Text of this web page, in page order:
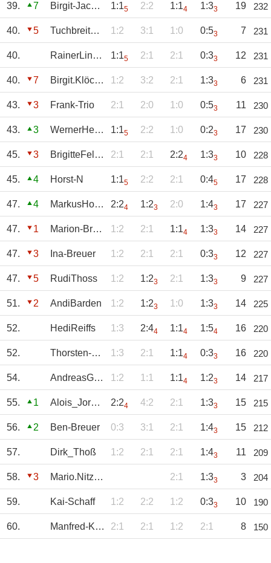
39. 7 Birgit-Jacobs 1:15 2:2 1:14 1:33 19 232
40. 5 Tuchbreiter-Chr 1:2 3:1 1:0 0:53 7 231
40. RainerLinden 1:15 2:1 2:1 0:33 12 231
40. 7 Birgit.Klöckner 1:2 3:2 2:1 1:33 6 231
43. 3 Frank-Trio 2:1 2:0 1:0 0:53 11 230
43. 3 WernerHerbrand 1:15 2:2 1:0 0:23 17 230
45. 3 BrigitteFelsing 2:1 2:1 2:24 1:33 10 228
45. 4 Horst-N 1:15 2:2 2:1 0:45 17 228
47. 4 MarkusHombach 2:24 1:23 2:0 1:43 17 227
47. 1 Marion-Breuer 1:2 2:1 1:14 1:33 14 227
47. 3 Ina-Breuer 1:2 2:1 2:1 0:33 12 227
47. 5 RudiThoss 1:2 1:23 2:1 1:33 9 227
51. 2 AndiBarden 1:2 1:23 1:0 1:33 14 225
52. HediReiffs 1:3 2:44 1:14 1:54 16 220
52. Thorsten-Cremer 1:3 2:1 1:14 0:33 16 220
54. AndreasGeuer 1:2 1:1 1:14 1:23 14 217
55. 1 Alois_Jordan 2:24 4:2 2:1 1:33 15 215
56. 2 Ben-Breuer 0:3 3:1 2:1 1:43 15 212
57. Dirk_Thoß 1:2 2:1 2:1 1:43 11 209
58. 3 Mario.Nitzsche 2:1 1:33 3 204
59. Kai-Schaff 1:2 2:2 1:2 0:33 10 190
60. Manfred-Kleist 2:1 2:1 1:2 2:1 8 150